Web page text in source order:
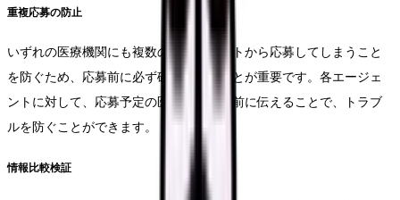
重複応募の防止
いずれの医療機関にも複数のエージェントから応募してしまうこと
を防ぐため、応募前に必ず確認を行うことが重要です。各エージェ
ントに対して、応募予定の医療機関を事前に伝えることで、トラブ
ルを防ぐことができます。
情報比較検証